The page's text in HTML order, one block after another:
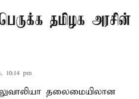
தமிழக அரசின்
10:14 pm
தலைமையிலான